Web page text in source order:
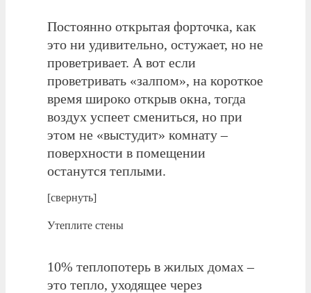
Постоянно открытая форточка, как
это ни удивительно, остужает, но не
проветривает. А вот если
проветривать «залпом», на короткое
время широко открыв окна, тогда
воздух успеет смениться, но при
этом не «выстудит» комнату –
поверхности в помещении
останутся теплыми.
[свернуть]
Утеплите стены
10% теплопотерь в жилых домах –
это тепло, уходящее через